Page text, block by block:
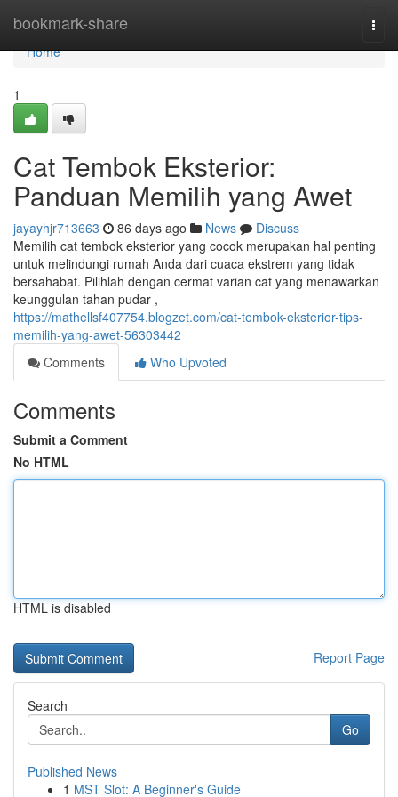
bookmark-share
Home
Home
1
Cat Tembok Eksterior:
Panduan Memilih yang Awet
jayayhjr713663 86 days ago News
Discuss
Memilih cat tembok eksterior yang cocok merupakan hal penting
untuk melindungi rumah Anda dari cuaca ekstrem yang tidak
bersahabat. Pilihlah dengan cermat varian cat yang menawarkan
keunggulan tahan pudar ,
https://mathellsf407754.blogzet.com/cat-tembok-eksterior-tips-
memilih-yang-awet-56303442
Comments
Who Upvoted
Comments
Submit a Comment
No HTML
HTML is disabled
Report Page
Search
Go
Published News
1 MST Slot: A Beginner's Guide